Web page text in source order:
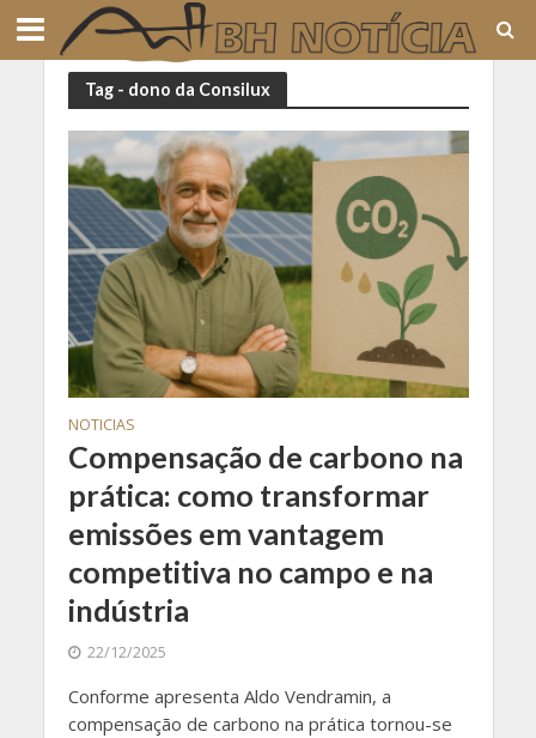
Tag - dono da Consilux
NOTICIAS
Compensação de carbono na
prática: como transformar
emissões em vantagem
competitiva no campo e na
indústria
22/12/2025
Conforme apresenta Aldo Vendramin, a
compensação de carbono na prática tornou-se